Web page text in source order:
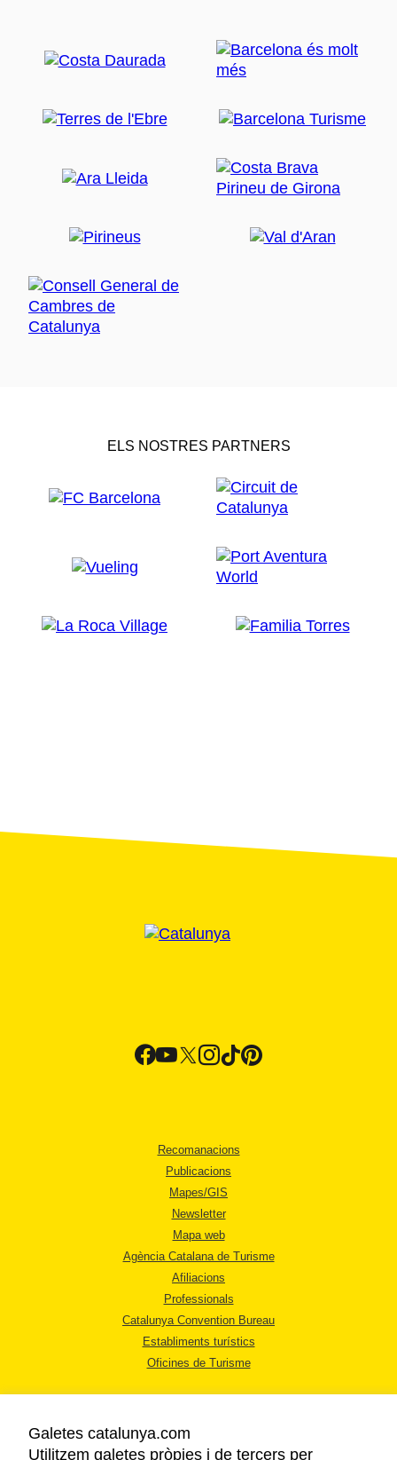
ELS NOSTRES PARTNERS
Recomanacions
Publicacions
Mapes/GIS
Newsletter
Mapa web
Agència Catalana de Turisme
Afiliacions
Professionals
Catalunya Convention Bureau
Establiments turístics
Oficines de Turisme
Galetes catalunya.com
Utilitzem galetes pròpies i de tercers per